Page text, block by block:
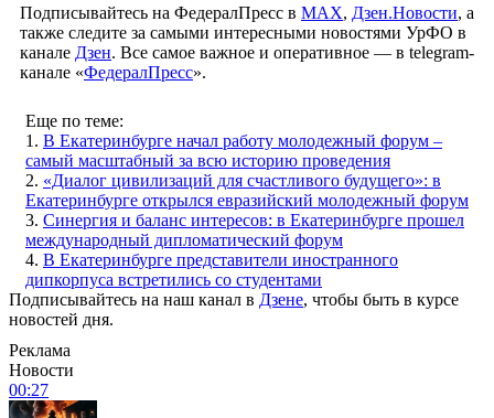
Подписывайтесь на ФедералПресс в МАХ, Дзен.Новости, а
также следите за самыми интересными новостями УрФО в
канале Дзен. Все самое важное и оперативное — в telegram-
канале «ФедералПресс».
Еще по теме:
1. В Екатеринбурге начал работу молодежный форум –
самый масштабный за всю историю проведения
2. «Диалог цивилизаций для счастливого будущего»: в
Екатеринбурге открылся евразийский молодежный форум
3. Синергия и баланс интересов: в Екатеринбурге прошел
международный дипломатический форум
4. В Екатеринбурге представители иностранного
дипкорпуса встретились со студентами
Подписывайтесь на наш канал в Дзене, чтобы быть в курсе
новостей дня.
Реклама
Новости
00:27